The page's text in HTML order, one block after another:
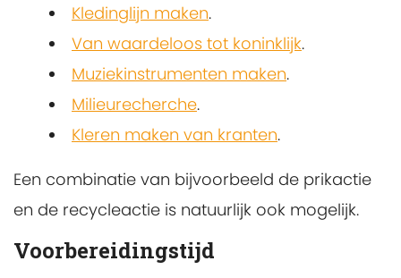
Kledinglijn maken.
Van waardeloos tot koninklijk.
Muziekinstrumenten maken.
Milieurecherche.
Kleren maken van kranten.
Een combinatie van bijvoorbeeld de prikactie
en de recycleactie is natuurlijk ook mogelijk.
Voorbereidingstijd